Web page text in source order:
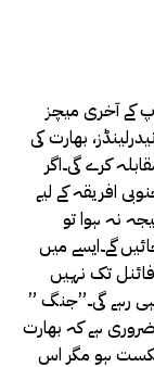
ہوں گے۔گروپ کے آخری میچز
بھارت کی
کرے گی۔اگر
افریقہ کے لیے
نہ ہوا تو
7 پوائنٹس ہوجائیں گے۔ایسے میں
تک نہیں
پائے گا کیونکہ اس کے پوائنٹس کی تعداد 6 ہی رہے گی۔”جنگ ”
ہے کہ بھارت
ہو مگر اس